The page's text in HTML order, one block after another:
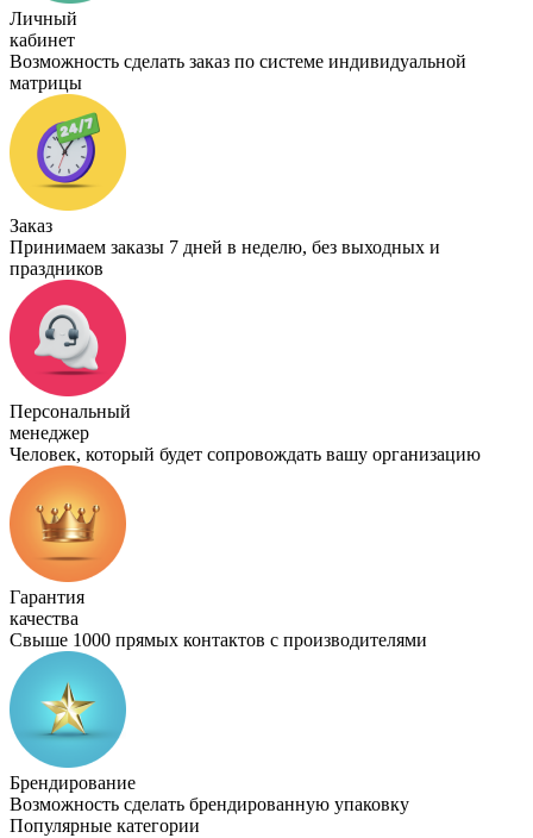
Личный
кабинет
Возможность сделать заказ по системе индивидуальной
матрицы
Заказ
Принимаем заказы 7 дней в неделю, без выходных и
праздников
Персональный
менеджер
Человек, который будет сопровождать вашу организацию
Гарантия
качества
Свыше 1000 прямых контактов с производителями
Брендирование
Возможность сделать брендированную упаковку
Популярные категории